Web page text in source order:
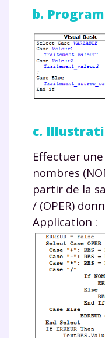
b.
c.
Effectuer
nombres
partir de la
/ (OPER)
Application :